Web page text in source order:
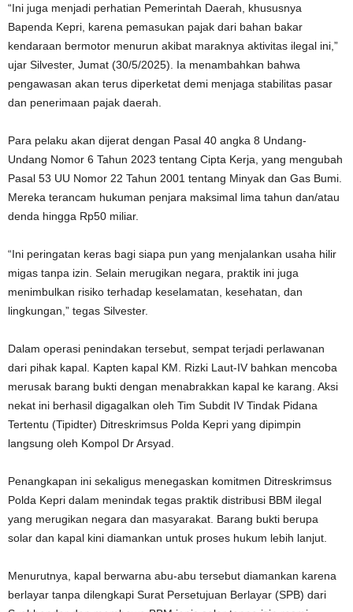
“Ini juga menjadi perhatian Pemerintah Daerah, khususnya
Bapenda Kepri, karena pemasukan pajak dari bahan bakar
kendaraan bermotor menurun akibat maraknya aktivitas ilegal ini,”
ujar Silvester, Jumat (30/5/2025). Ia menambahkan bahwa
pengawasan akan terus diperketat demi menjaga stabilitas pasar
dan penerimaan pajak daerah.
Para pelaku akan dijerat dengan Pasal 40 angka 8 Undang-
Undang Nomor 6 Tahun 2023 tentang Cipta Kerja, yang mengubah
Pasal 53 UU Nomor 22 Tahun 2001 tentang Minyak dan Gas Bumi.
Mereka terancam hukuman penjara maksimal lima tahun dan/atau
denda hingga Rp50 miliar.
“Ini peringatan keras bagi siapa pun yang menjalankan usaha hilir
migas tanpa izin. Selain merugikan negara, praktik ini juga
menimbulkan risiko terhadap keselamatan, kesehatan, dan
lingkungan,” tegas Silvester.
Dalam operasi penindakan tersebut, sempat terjadi perlawanan
dari pihak kapal. Kapten kapal KM. Rizki Laut-IV bahkan mencoba
merusak barang bukti dengan menabrakkan kapal ke karang. Aksi
nekat ini berhasil digagalkan oleh Tim Subdit IV Tindak Pidana
Tertentu (Tipidter) Ditreskrimsus Polda Kepri yang dipimpin
langsung oleh Kompol Dr Arsyad.
Penangkapan ini sekaligus menegaskan komitmen Ditreskrimsus
Polda Kepri dalam menindak tegas praktik distribusi BBM ilegal
yang merugikan negara dan masyarakat. Barang bukti berupa
solar dan kapal kini diamankan untuk proses hukum lebih lanjut.
Menurutnya, kapal berwarna abu-abu tersebut diamankan karena
berlayar tanpa dilengkapi Surat Persetujuan Berlayar (SPB) dari